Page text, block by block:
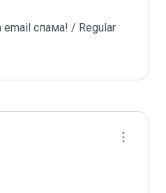
email спама! / Regular